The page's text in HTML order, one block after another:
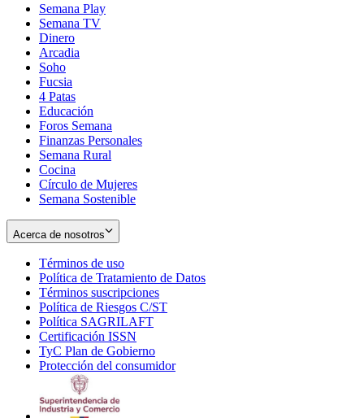
Semana Play
Semana TV
Dinero
Arcadia
Soho
in
new
window
Fucsia
in
new
window
4 Patas
Educación
Foros Semana
Finanzas Personales
Semana Rural
Cocina
Círculo de Mujeres
Semana Sostenible
Acerca de nosotros
Términos de uso
in
new
window
Política de Tratamiento de Datos
Términos suscripciones
in
Política de Riesgos C/ST
Política SAGRILAFT
new
window
Certificación ISSN
in
new
TyC Plan de Gobierno
in
Protección del consumidorOpens